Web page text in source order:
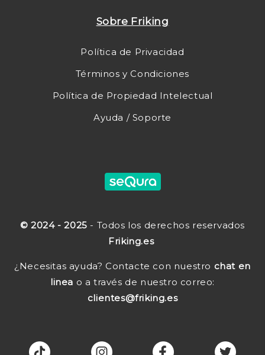
Sobre Friking
Política de Privacidad
Términos y Condiciones
Política de Propiedad Intelectual
Ayuda / Soporte
© 2024 - 2025 - Todos los derechos reservados
Friking.es
¿Necesitas ayuda? Contacte con nuestro chat en
linea o a través de nuestro correo:
clientes@friking.es